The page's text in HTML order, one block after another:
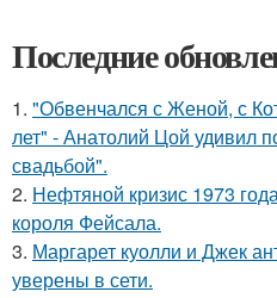
Последние
1. "Обвенчался с Женой, с
лет" - Анатолий Цой удивил
свадьбой".
2. Нефтяной кризис 1973
короля Фейсала.
3. Маргарет куолли и Джек
уверены в сети.